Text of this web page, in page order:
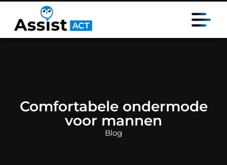
Comfortabele ondermode
voor mannen
Blog